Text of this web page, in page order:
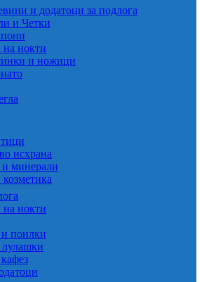
и додатоци за подлога
и Четки
на нокти
и ножици
исхрана
минерали
на нокти
поилки